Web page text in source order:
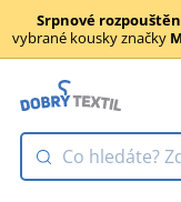
Srpnové
vybrané kousky značky